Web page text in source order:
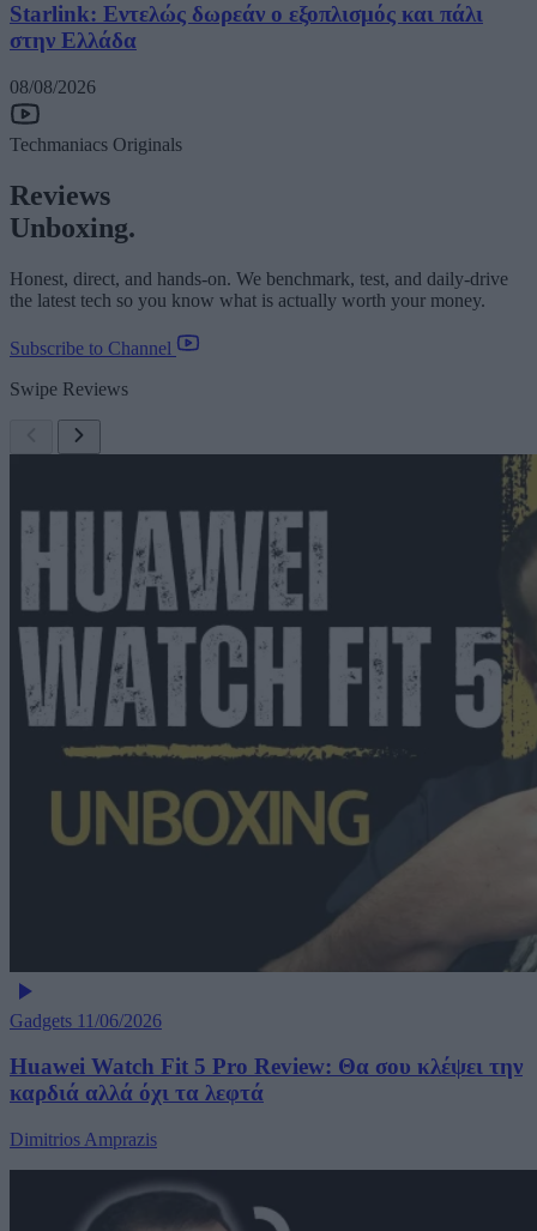
Starlink: Εντελώς δωρεάν ο εξοπλισμός και πάλι
στην Ελλάδα
08/08/2026
Techmaniacs Originals
Reviews
Unboxing.
Honest, direct, and hands-on. We benchmark, test, and daily-drive
the latest tech so you know what is actually worth your money.
Subscribe to Channel
Swipe Reviews
Gadgets 11/06/2026
Huawei Watch Fit 5 Pro Review: Θα σου κλέψει την
καρδιά αλλά όχι τα λεφτά
Dimitrios Amprazis